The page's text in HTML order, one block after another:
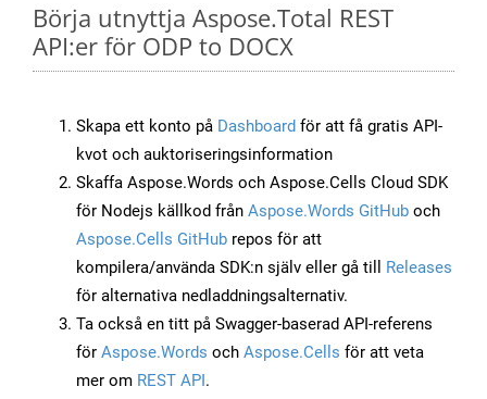
Börja utnyttja Aspose.Total REST
API:er för ODP to DOCX
Skapa ett konto på Dashboard för att få gratis API-
kvot och auktoriseringsinformation
Skaffa Aspose.Words och Aspose.Cells Cloud SDK
för Nodejs källkod från Aspose.Words GitHub och
Aspose.Cells GitHub repos för att
kompilera/använda SDK:n själv eller gå till Releases
för alternativa nedladdningsalternativ.
Ta också en titt på Swagger-baserad API-referens
för Aspose.Words och Aspose.Cells för att veta
mer om REST API.